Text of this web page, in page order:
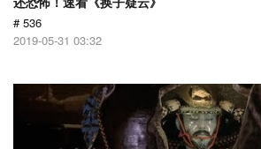
# 536
2019-05-31 03:32